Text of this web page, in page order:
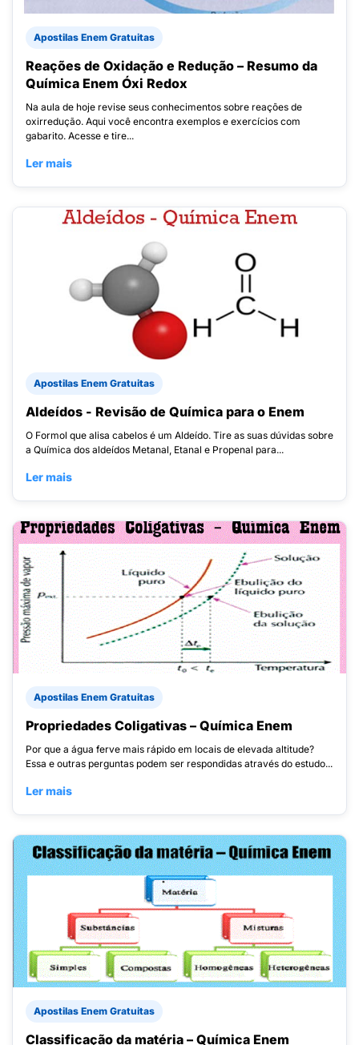
Apostilas Enem Gratuitas
Reações de Oxidação e Redução – Resumo da
Química Enem Óxi Redox
Na aula de hoje revise seus conhecimentos sobre reações de
oxirredução. Aqui você encontra exemplos e exercícios com
gabarito. Acesse e tire...
Ler mais
Apostilas Enem Gratuitas
Aldeídos - Revisão de Química para o Enem
O Formol que alisa cabelos é um Aldeído. Tire as suas dúvidas sobre
a Química dos aldeídos Metanal, Etanal e Propenal para...
Ler mais
Apostilas Enem Gratuitas
Propriedades Coligativas – Química Enem
Por que a água ferve mais rápido em locais de elevada altitude?
Essa e outras perguntas podem ser respondidas através do estudo...
Ler mais
Apostilas Enem Gratuitas
Classificação da matéria – Química Enem